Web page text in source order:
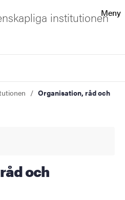
Meny
institutionen
Organisation, råd och